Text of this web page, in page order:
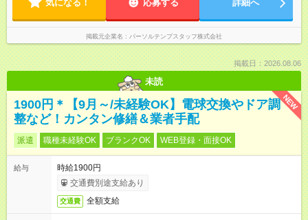
気になる！ 応募する 詳細へ
掲載元企業名 パーソルテンプスタッフ株式会社
掲載日：2026.08.06
未読
NEW
1900円＊【9月～/未経験OK】電球交換やドア調
整など！カンタン修繕＆業者手配
派遣 職種未経験OK ブランクOK WEB登録・面接OK
給与
時給1900円
交通費別途支給あり
交通費 全額支給